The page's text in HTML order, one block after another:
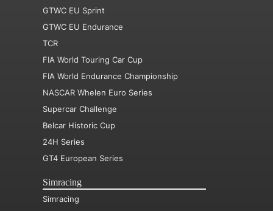
GTWC EU Sprint
GTWC EU Endurance
TCR
FIA World Touring Car Cup
FIA World Endurance Championship
NASCAR Whelen Euro Series
Supercar Challenge
Belcar Historic Cup
24H Series
GT4 European Series
Simracing
Simracing